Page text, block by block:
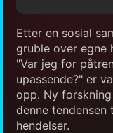
Etter en sosial
gruble over egne
"Var jeg for
upassende?" er
opp. Ny
denne
hendelser.